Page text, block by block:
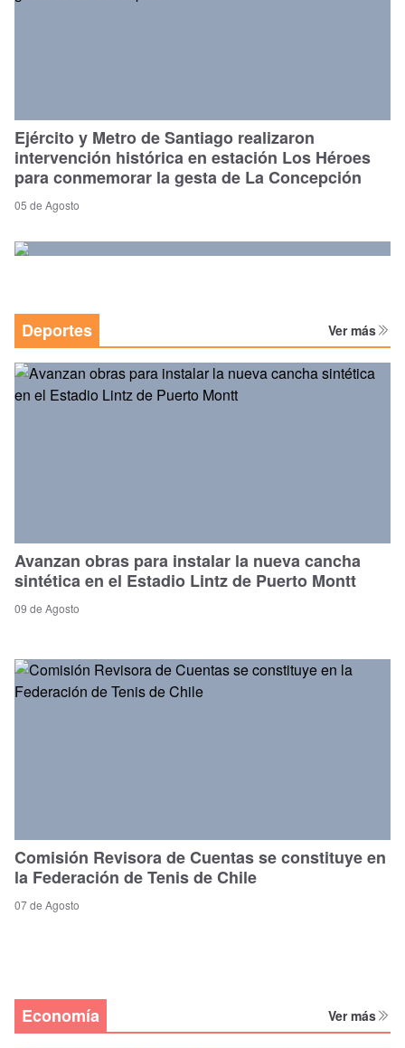
Ejército y Metro de Santiago realizaron
intervención histórica en estación Los Héroes
para conmemorar la gesta de La Concepción
05 de Agosto
Deportes Ver más
Avanzan obras para instalar la nueva cancha
sintética en el Estadio Lintz de Puerto Montt
09 de Agosto
Comisión Revisora de Cuentas se constituye en
la Federación de Tenis de Chile
07 de Agosto
Economía Ver más